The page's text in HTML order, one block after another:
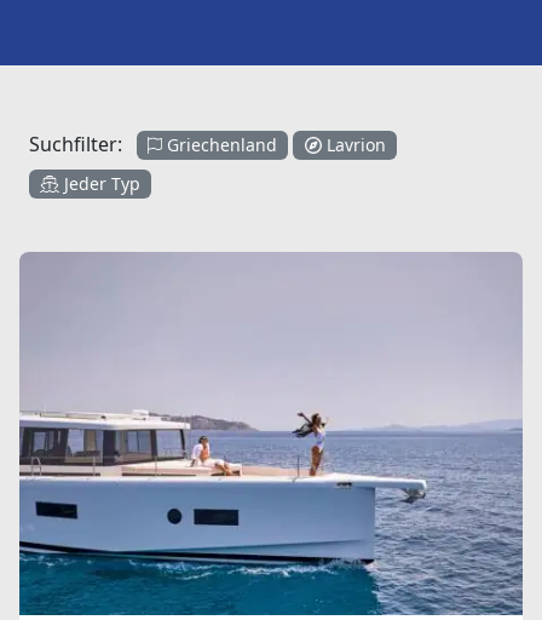
Suchfilter: Griechenland
Lavrion
Jeder Typ